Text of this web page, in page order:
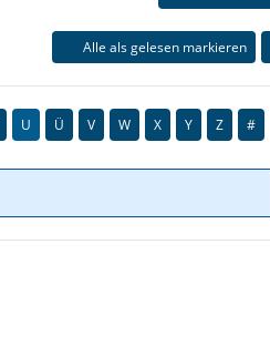
Alle als gelesen markieren
U Ü V W X Y Z #